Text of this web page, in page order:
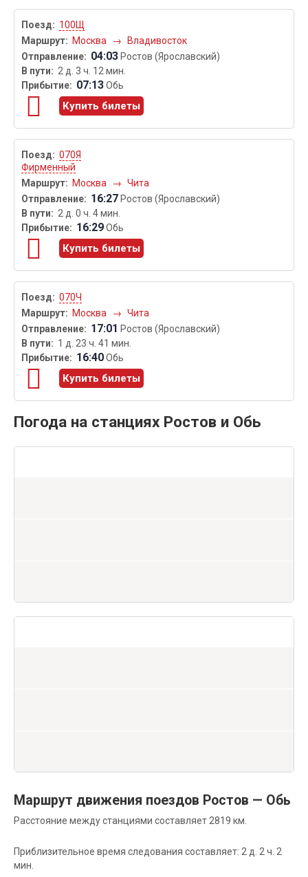
100Щ
Москва
→ Владивосток
04:03 Ростов (Ярославский)
2 д. 3 ч. 12 мин.
07:13Обь
Купить билеты
070Я
Фирменный
Москва
→ Чита
16:27 Ростов (Ярославский)
2 д. 0 ч. 4 мин.
16:29Обь
Купить билеты
070Ч
Москва
→ Чита
17:01 Ростов (Ярославский)
1 д. 23 ч. 41 мин.
16:40Обь
Купить билеты
Погода на станциях Ростов и Обь
Маршрут движения поездов Ростов — Обь
Расстояние между станциями составляет 2819 км.
Приблизительное время следования составляет: 2 д. 2 ч. 2
мин.